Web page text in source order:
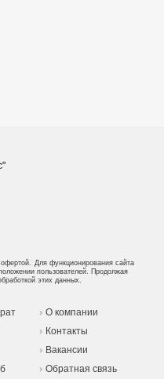
Для функционирования сайта
пользователей. Продолжая
этих данных.
О компании
Контакты
Вакансии
Обратная связь